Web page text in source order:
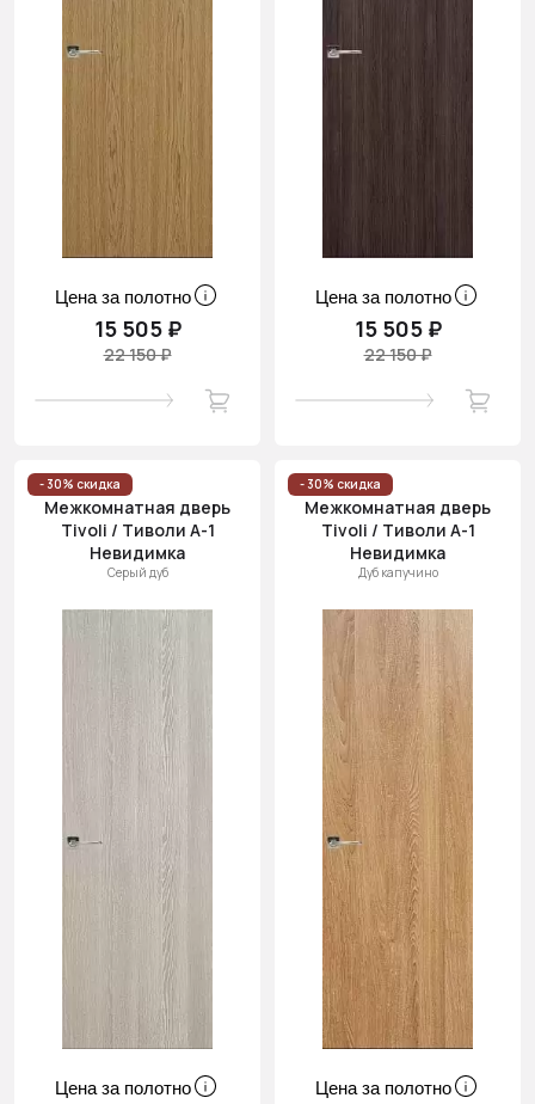
Цена за полотно
15 505 ₽
22 150 ₽
Цена за полотно
15 505 ₽
22 150 ₽
- 30% скидка
Межкомнатная дверь
Tivoli / Тиволи А-1
Невидимка
Серый дуб
Цена за полотно
- 30% скидка
Межкомнатная дверь
Tivoli / Тиволи А-1
Невидимка
Дуб капучино
Цена за полотно